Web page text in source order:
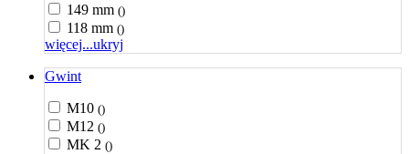
149 mm ()
118 mm ()
więcej...ukryj
Gwint
M10 ()
M12 ()
MK 2 ()